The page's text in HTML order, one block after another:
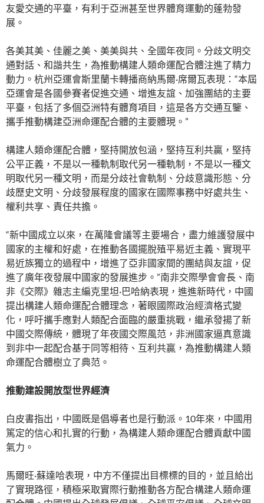
友愛交通的平臺，有利于亞洲甚至世界體育運動的蓬勃發
展。
各美其美、佳麗之美、美美與共、全國年夜同。分歧文明交
通對話、和諧共生，為推動構建人類命運配合體注進了精力
動力。杭州亞運會斯里蘭卡轉播商納馬爾·席爾瓦表現：“本屆
亞運會是各國參賽者促進交通、增進友誼、加強團結的主要
平臺，包括了多個亞洲特有體育項目，這是各方交通互鑒、
攜手推動構建亞洲命運配合體的主要體現。”
構建人類命運配合體，堅持開放包涵，堅持互利共贏，堅持
公平正義，不是以一種軌制取代另一種軌制，不是以一種文
明取代另一種文明，而是分歧社會軌制、分歧意識形態、分
歧歷史文明、分歧發展程度的國家在國際事務中好處共生、
權利共享、責任共擔。
“新中國成立以來，在萬隆會議等主要場合，盡力維護發展中
國家的主權和好處，在推動各國擺脫殖平易近主義、實現平
易近族獨立的過程中，增進了亞非國家間的團結與友誼，促
進了廣年夜發展中國家的發展進步。”南非交際學會會長、南
非《交際》雜志主編克里坦·巴哈納表現，進進新時代，中國
提出構建人類命運配合體理念，著眼國際政治經濟格式變
化，呼吁攜手應對人類配合面臨的嚴重挑戰，繼承發揚了新
中國交際傳統，體現了年夜國交際風范，非洲國家逼真意識
到非中一起配合基于同等相待、互利共贏，為推動構建人類
命運配合體樹立了典范。
推動建設開放型世界經濟
白皮書指出，中國既是倡導者也是行動派。10年來，中國用
篤定的信心和扎實的行動，為構建人類命運配合體貢獻中國
氣力。
馬爾旺·蘇達哈表現，中方不僅提出目標標的目的，並且給出
了實現路徑，積極采取實際行動推動各方配合構建人類命運